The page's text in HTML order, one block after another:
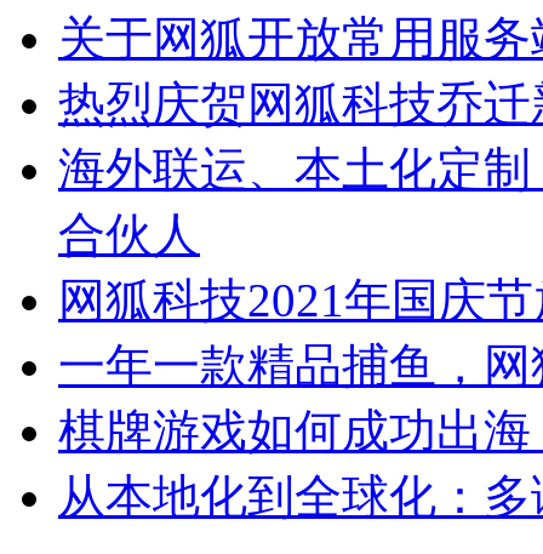
关于网狐开放常用服
热烈庆贺网狐科技乔迁
海外联运、本土化定
合伙人
网狐科技2021年国庆
一年一款精品捕鱼，
棋牌游戏如何成功出
从本地化到全球化：